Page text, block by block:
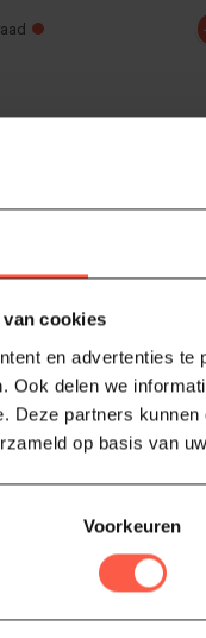
van cookies
en advertenties
Ook delen we
Deze partners
op basis van
Voorkeuren
Junior Grill en cart
met de Primo